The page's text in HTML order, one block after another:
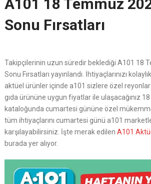
A101 18 Temmuz
Sonu Fırsatları
Takipçilerinin uzun süredir beklediği A101 18
Sonu Fırsatları yayınlandı. İhtiyaçlarınızı
aktüel ürünler içinde a101 sizlere özel reyonlar
gıda ürününe uygun fiyatlar ile ulaşacağınız
kataloğunda cumartesi gününe özel
tüm ihtiyaçlarını cumartesi günü a101
karşılayabilirsiniz. İşte merak edilen A101
burada yer alıyor.